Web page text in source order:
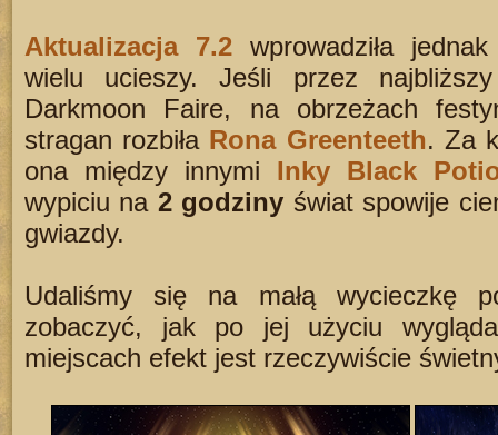
Aktualizacja 7.2wprowadziła
wielu ucieszy. Jeśli przez
Darkmoon Faire, na obrzeżach
stragan rozbiła Rona Greenteeth. Za
ona między innymi Inky Black
wypiciu na 2 godziny świat spowije
gwiazdy.
Udaliśmy się na małą wycieczkę
zobaczyć, jak po jej użyciu
miejscach efekt jest rzeczywiście